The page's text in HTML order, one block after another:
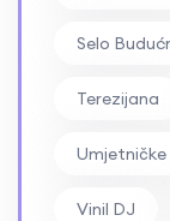
Selo
Terezijana
Vinil DJ